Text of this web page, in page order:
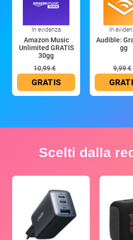
In evidenza
Amazon Music
Unlimited GRATIS
30gg
10,99 €
GRATIS
In
Audible:
gg
9,99 €
Scelti dalla